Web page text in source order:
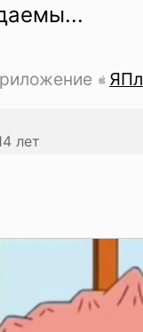
лет